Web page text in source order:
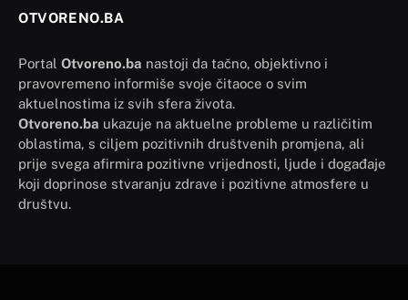
OTVORENO.BA
Portal Otvoreno.ba nastoji da tačno, objektivno i
pravovremeno informiše svoje čitaoce o svim
aktuelnostima iz svih sfera života.
Otvoreno.ba ukazuje na aktuelne probleme u različitim
oblastima, s ciljem pozitivnih društvenih promjena, ali
prije svega afirmira pozitivne vrijednosti, ljude i događaje
koji doprinose stvaranju zdrave i pozitivne atmosfere u
društvu.